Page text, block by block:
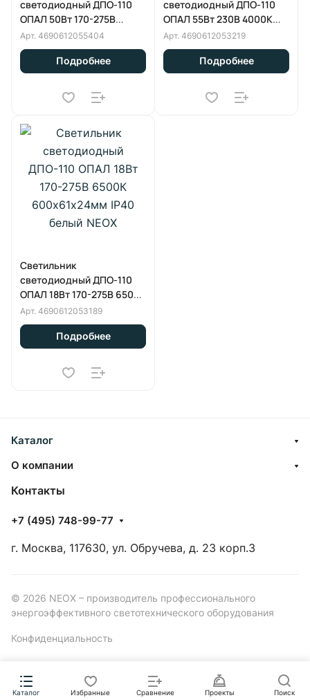
светодиодный ДПО-110
ОПАЛ 50Вт 170-275В
6500К 1200х61х24мм IP40
белый NEOX
Арт. 4690612055404
Подробнее
светодиодный ДПО-110
ОПАЛ 55Вт 230В 4000К
1200мм IP40 NEOX
Арт. 4690612053219
Подробнее
Светильник
светодиодный ДПО-110
ОПАЛ 18Вт 170-275В 6500К
600х61х24мм IP40 белый
NEOX
Арт. 4690612053189
Подробнее
Каталог
О компании
Контакты
+7 (495) 748-99-77
г. Москва, 117630, ул. Обручева, д. 23 корп.3
© 2026 NEOX – производитель профессионального
энергоэффективного светотехнического оборудования
Конфиденциальность
Каталог Избранные Сравнение Проекты Поиск